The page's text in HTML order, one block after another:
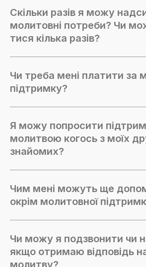
Скільки разів я можу
молитовні потреби? Чи
тися кілька разів?
Чи треба мені платити за
підтримку?
Я можу попросити
молитвою когось з моїх
знайомих?
Чим мені можуть ще
окрім молитовної
Чи можу я подзвонити чи
якщо отримаю відповідь
молитву?